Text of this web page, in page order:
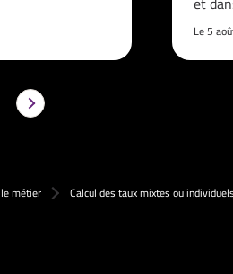
Le 5
métier Calcul des taux mixtes ou